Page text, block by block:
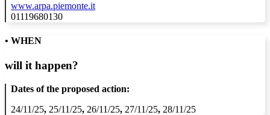
www.arpa.piemonte.it
01119680130
• WHEN
will it happen?
Dates of the proposed action:
24/11/25, 25/11/25, 26/11/25, 27/11/25, 28/11/25